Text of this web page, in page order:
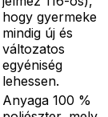
hogy gyermeke
mindig új és
változatos
egyéniség
lehessen.
Anyaga 100 %